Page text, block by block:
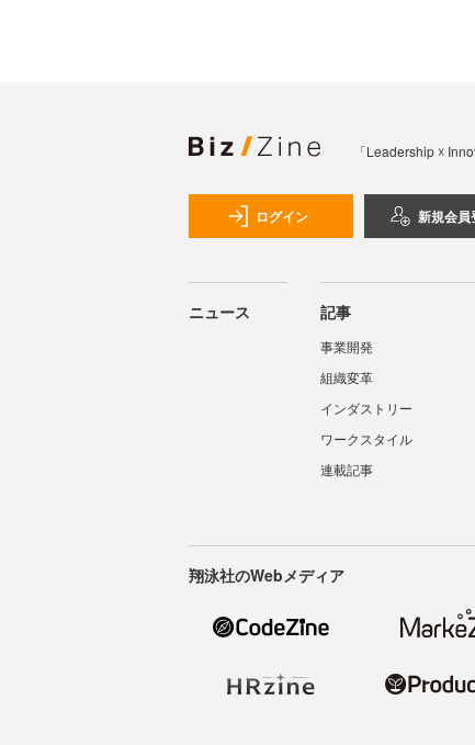
「Leadership ☓
ログイン 新規会員
ニュース 記事
事業開発
組織変革
インダストリー
ワークスタイル
連載記事
翔泳社のWebメディア